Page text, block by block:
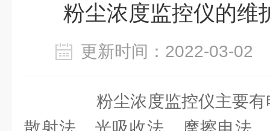
粉尘浓度监控仪的维
更新时间：2022-03-
粉尘浓度监控仪主要有